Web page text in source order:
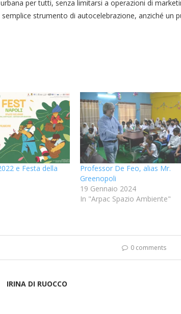
per tutti, senza limitarsi a operazioni di
semplice strumento di autocelebrazione, anziché un
e Festa della
Professor De Feo, alias Mr.
Greenopoli
19 Gennaio 2024
In "Arpac Spazio Ambiente"
0 comments
IRINA DI RUOCCO